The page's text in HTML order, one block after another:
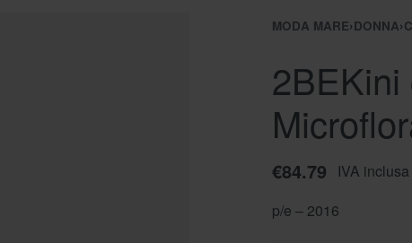
MODA MARE›DONNA›
2BEKini
€84.79
IVA inclusa
p/e – 2016